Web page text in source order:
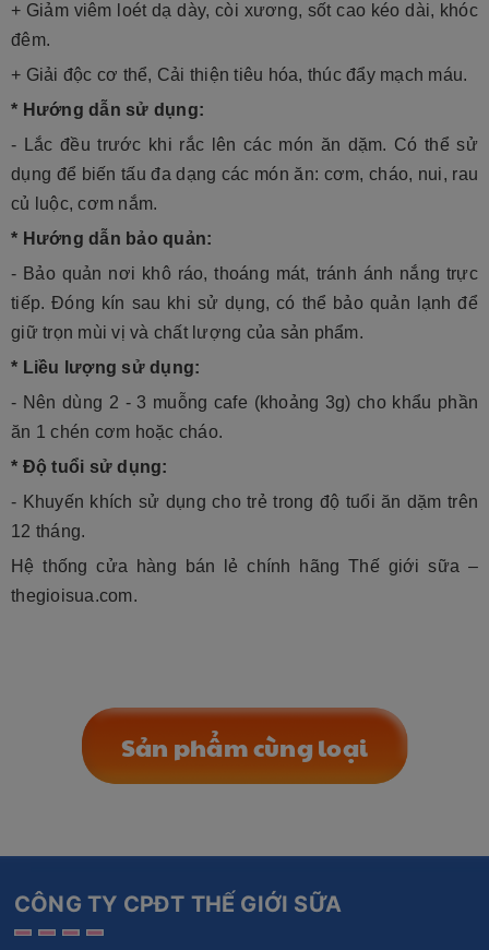
+ Giảm viêm loét dạ dày, còi xương, sốt cao kéo dài, khóc
đêm.
+ Giải độc cơ thể, Cải thiện tiêu hóa, thúc đẩy mạch máu.
* Hướng dẫn sử dụng:
- Lắc đều trước khi rắc lên các món ăn dặm. Có thể sử
dụng để biến tấu đa dạng các món ăn: cơm, cháo, nui, rau
củ luộc, cơm nắm.
* Hướng dẫn bảo quản:
- Bảo quản nơi khô ráo, thoáng mát, tránh ánh nắng trực
tiếp. Đóng kín sau khi sử dụng, có thể bảo quản lạnh để
giữ trọn mùi vị và chất lượng của sản phẩm.
* Liều lượng sử dụng:
- Nên dùng 2 - 3 muỗng cafe (khoảng 3g) cho khẩu phần
ăn 1 chén cơm hoặc cháo.
* Độ tuổi sử dụng:
- Khuyến khích sử dụng cho trẻ trong độ tuổi ăn dặm trên
12 tháng.
Hệ thống cửa hàng bán lẻ chính hãng Thế giới sữa –
thegioisua.com.
Sản phẩm cùng loại
CÔNG TY CPĐT THẾ GIỚI SỮA